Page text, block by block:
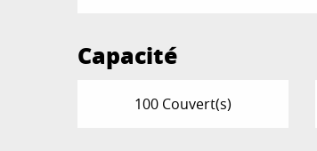
Capacité
100 Couvert(s)